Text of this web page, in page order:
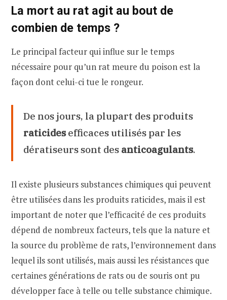
temps ?
Insuffisance pulmonaire : entre 12 heures et 2
Défaillance du système nerveux central : entre
14 heures et 4 jours
Crise cardiaque : entre 3 et 4 jours
Autres facteurs influant sur la durée d’action
du produit
Questions fréquentes
avoir mangé du poison ?
Quel poison à rat agit le plus vite ?
Pourquoi le rat ne meurt-il pas
immédiatement ?
Que faire quand on trouve un rat mort
empoisonné ?
Pour aller plus loin
La mort au rat agit au bout de
combien de temps ?
Le principal facteur qui influe sur le temps
nécessaire pour qu’un rat meure du poison est la
façon dont celui-ci tue le rongeur.
De nos jours, la plupart des produits
raticidesefficaces utilisés par les
dératiseurs sont des anticoagulants.
Il existe plusieurs substances chimiques qui peuvent
être utilisées dans les produits raticides, mais il est
important de noter que l’efficacité de ces produits
dépend de nombreux facteurs, tels que la nature et
la source du problème de rats, l’environnement dans
lequel ils sont utilisés, mais aussi les résistances que
certaines générations de rats ou de souris ont pu
développer face à telle ou telle substance chimique.